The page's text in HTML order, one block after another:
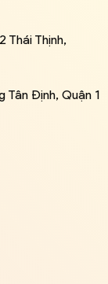
Thái Thịnh,
Tân Định, Quận 1